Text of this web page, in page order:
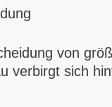
von
verbirgt sich